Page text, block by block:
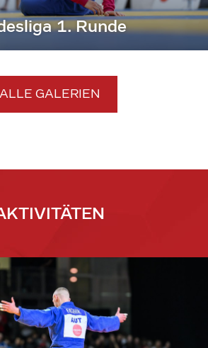
1. Runde
ALLE GALERIEN